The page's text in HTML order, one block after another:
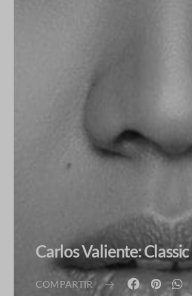
Carlos Valiente: Classic
COMPARTIR